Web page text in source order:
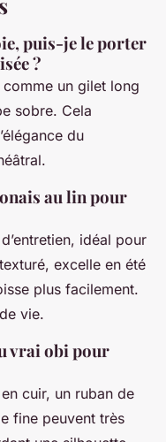
puis-je le porter
?
un gilet long
sobre. Cela
du
au lin pour
idéal pour
excelle en été
plus facilement.
vie.
vrai obi pour
cuir, un ruban de
fine peuvent très